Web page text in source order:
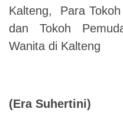
Kalteng, Para
dan Tokoh
Wanita di Kalteng
(Era Suhertini)